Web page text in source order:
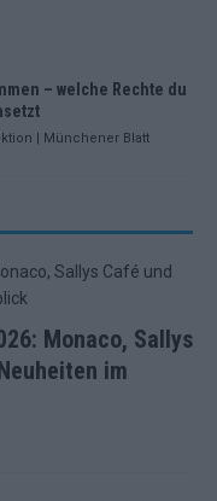
– welche Rechte du
| Münchener Blatt
Monaco, Sallys
im